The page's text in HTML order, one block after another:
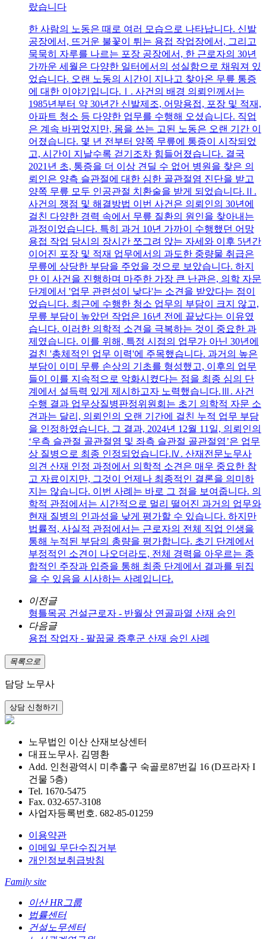
랐습니다
한 사람의 노동은 때로 여러 모습으로 나타납니다. 신발
공장에서, 뜨거운 불꽃이 튀는 용접 작업장에서, 그리고
묵묵히 자루를 나르는 포장 공장에서, 한 근로자의 30년
가까운 세월은 다양한 일터에서의 성실함으로 채워져 있
었습니다. 오랜 노동의 시간이 지나고 찾아온 무릎 통증
에 대한 이야기입니다.Ⅰ. 사건의 배경 의뢰인께서는
1985년부터 약 30년간 신발제조, 어망용접, 포장 및 적재,
아파트 청소 등 다양한 업무를 수행해 오셨습니다. 직업
은 계속 바뀌었지만, 몸을 쓰는 고된 노동은 오랜 기간 이
어졌습니다. 몇 년 전부터 양쪽 무릎에 통증이 시작되었
고, 시간이 지날수록 걷기조차 힘들어졌습니다. 결국
2021년 초, 통증을 더 이상 견딜 수 없어 병원을 찾은 의
뢰인은 양측 슬관절에 대한 심한 골관절염 진단을 받고
양쪽 무릎 모두 인공관절 치환술을 받게 되었습니다.Ⅱ.
사건의 쟁점 및 해결방법 이번 사건은 의뢰인의 30년에
걸친 다양한 경력 속에서 무릎 질환의 원인을 찾아내는
과정이었습니다. 특히 과거 10년 가까이 수행했던 어망
용접 작업 당시의 장시간 쪼그려 앉는 자세와 이후 5년간
이어진 포장 및 적재 업무에서의 과도한 중량물 취급은
무릎에 상당한 부담을 주었을 것으로 보았습니다. 하지
만 이 사건을 진행하며 마주한 가장 큰 난관은, 의학 자문
단계에서 '업무 관련성이 낮다'는 소견을 받았다는 점이
었습니다. 최근에 수행한 청소 업무의 부담이 크지 않고,
무릎 부담이 높았던 작업은 16년 전에 끝났다는 이유였
습니다. 이러한 의학적 소견을 극복하는 것이 중요한 과
제였습니다. 이를 위해, 특정 시점의 업무가 아닌 30년에
걸친 '총체적인 업무 이력'에 주목했습니다. 과거의 높은
부담이 이미 무릎 손상의 기초를 형성했고, 이후의 업무
들이 이를 지속적으로 악화시켰다는 점을 최종 심의 단
계에서 설득력 있게 제시하고자 노력했습니다.Ⅲ. 사건
수행 결과 업무상질병판정위원회는 초기 의학적 자문 소
견과는 달리, 의뢰인의 오랜 기간에 걸친 누적 업무 부담
을 인정하였습니다. 그 결과, 2024년 12월 11일, 의뢰인의
‘우측 슬관절 골관절염 및 좌측 슬관절 골관절염’은 업무
상 질병으로 최종 인정되었습니다.Ⅳ. 산재전문노무사
의견 산재 인정 과정에서 의학적 소견은 매우 중요한 참
고 자료이지만, 그것이 언제나 최종적인 결론을 의미하
지는 않습니다. 이번 사례는 바로 그 점을 보여줍니다. 의
학적 관점에서는 시간적으로 멀리 떨어진 과거의 업무와
현재 질병의 인과성을 낮게 평가할 수 있습니다. 하지만
법률적, 사실적 관점에서는 근로자의 전체 직업 인생을
통해 누적된 부담의 총량을 평가합니다. 초기 단계에서
부정적인 소견이 나오더라도, 전체 경력을 아우르는 종
합적인 주장과 입증을 통해 최종 단계에서 결과를 뒤집
을 수 있음을 시사하는 사례입니다.
이전글
형틀목공 건설근로자 - 반월상 연골파열 산재 승인
다음글
용접 작업자 - 팔꿉굴 증후군 산재 승인 사례
목록으로
담당 노무사
노무법인 이산 산재보상센터
대표노무사. 김명환
Add. 인천광역시 미추홀구 숙골로87번길 16 (D프라자 I
건물 5층)
Tel. 1670-5475
Fax. 032-657-3108
사업자등록번호. 682-85-01259
이용약관
이메일 무단수집거부
개인정보취급방침
Family site
이산 HR그룹
법률센터
건설노무센터